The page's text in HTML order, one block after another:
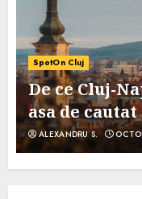
SpotOn Cluj
De ce Cluj-
asa de
ALEXANDRU S.